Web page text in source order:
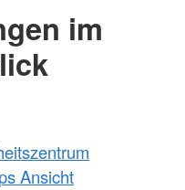
im
Ansicht